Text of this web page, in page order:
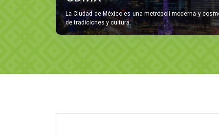
La Ciudad de México es una metrópoli moderna y
de tradiciones y cultura.